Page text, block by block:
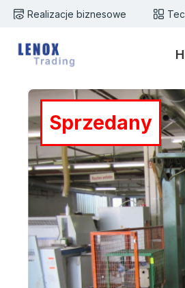
do głównej zawartości
Przejdź do wyszukiwania
Przejdź do głównej nawigacji
Realizacje biznesowe
Sprzedany
Pomiń galerię zdjęć